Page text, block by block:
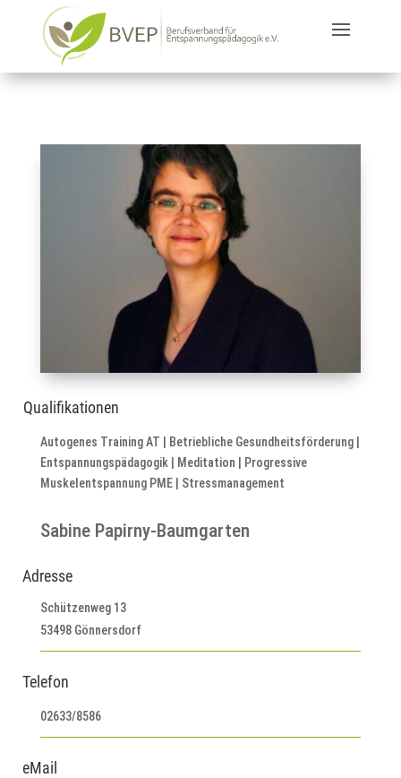
Qualifikationen
Autogenes Training AT | Betriebliche Gesundheitsförderung |
Entspannungspädagogik | Meditation | Progressive
Muskelentspannung PME | Stressmanagement
Sabine Papirny-Baumgarten
Adresse
Schützenweg 13
53498 Gönnersdorf
Telefon
02633/8586
eMail